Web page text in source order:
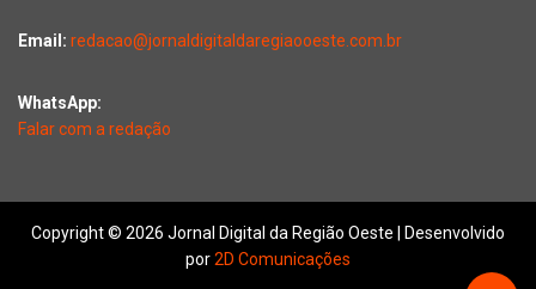
Email: redacao@jornaldigitaldaregiaooeste.com.br
WhatsApp:
Falar com a redação
Copyright © 2026 Jornal Digital da Região Oeste | Desenvolvido
por2D Comunicações